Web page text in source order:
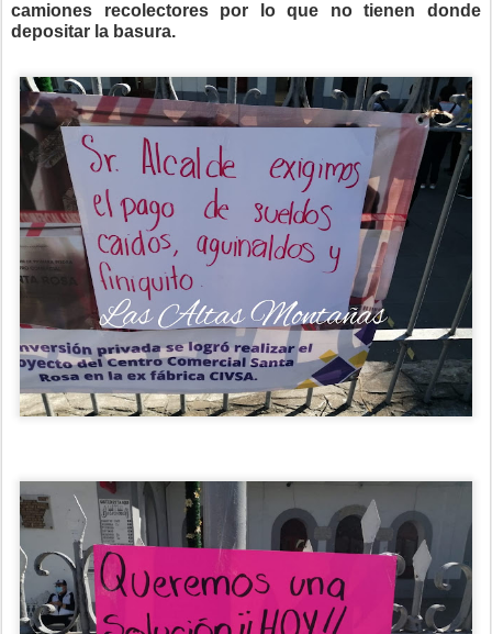
camiones recolectores por lo que no tienen donde
depositar la basura.